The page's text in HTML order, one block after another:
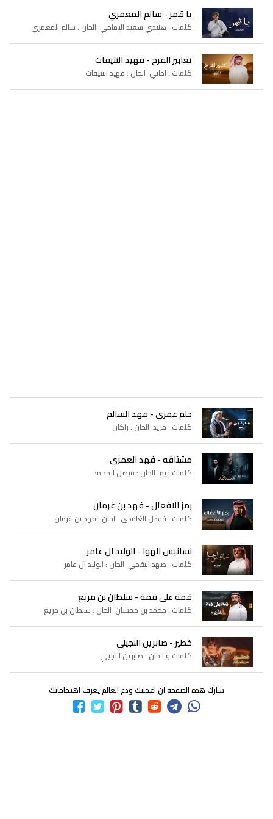
يا قمر - سالم المعمري
كلمات : هنيدي سعيد اليماحي الحان : سالم المعمري
تعابير الفرح - فهيد النتيفات
كلمات : اماني الحان : فهيد النتيفات
حلم عمري - فهد السالم
كلمات : مزيد الحان : راكان
مشتاقه - فهد العمري
كلمات : يم الحان : فيصل المحمد
رمز الافعال - فهد بن غرمان
كلمات : فيصل الغامدي الحان : فهد بن غرمان
نسانيس الهوا - الوليد ال عامر
كلمات : صهد البقمي الحان : الوليد ال عامر
قمة على قمة - سلطان بن مريع
كلمات : محمد بن جمشان الحان : سلطان بن مريع
خطير - صابرين النجيلي
كلمات و الحان : صابرين النجيلي
شارك هذه الصفحة ان اعجبتك ودع العالم يعرف اهتماماتك